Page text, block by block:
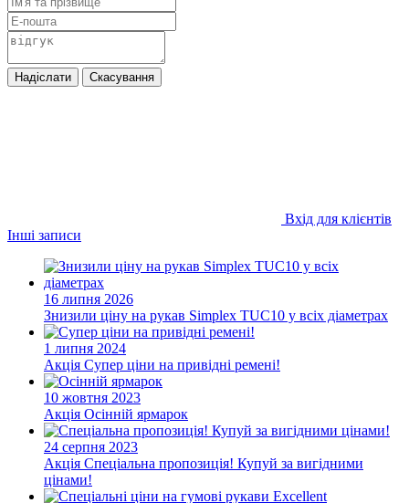
Надіслати Скасування
Вхід для клієнтів
Інші записи
16 липня 2026
Знизили ціну на рукав Simplex TUC10 у всіх діаметрах
1 липня 2024
Акція Супер ціни на привідні ремені!
10 жовтня 2023
Акція Осінній ярмарок
24 серпня 2023
Акція Спеціальна пропозиція! Купуй за вигідними
цінами!